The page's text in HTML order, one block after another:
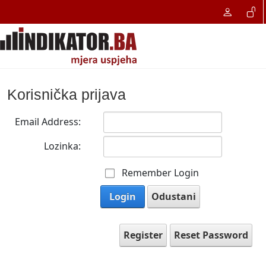
Korisnička prijava
Email Address:
Lozinka:
Remember Login
Login
Odustani
Register Reset Password